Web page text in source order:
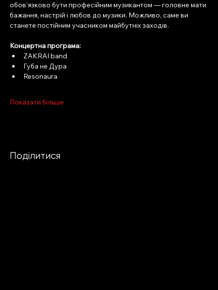
обов’язково бути професійним музикантом — головне мати
бажання, настрій і любов до музики. Можливо, саме ви
станете постійним учасником майбутніх заходів.
Концертна програма:
ZAKRAI band
Губа не Дура
Resonaura
Показати більше
Поділитися